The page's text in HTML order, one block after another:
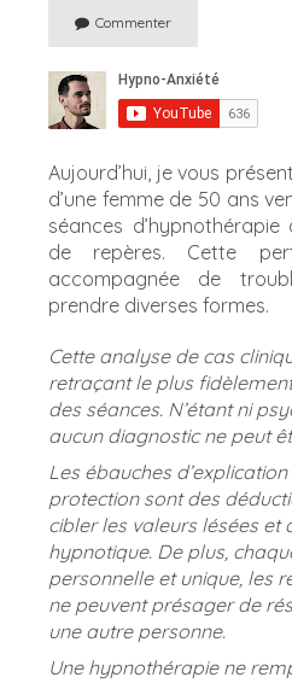
Commenter
Aujourd’hui, je vous
d’une femme de 50 ans
séances
de repères. Cette
accompagnée de
prendre diverses formes.
Cette analyse de cas
retraçant le plus
des séances. N’étant ni
aucun diagnostic ne peut
Les ébauches
protection sont des
cibler les valeurs lésées et
hypnotique. De plus,
personnelle et unique, les
ne peuvent présager de
une autre personne.
Une hypnothérapie ne